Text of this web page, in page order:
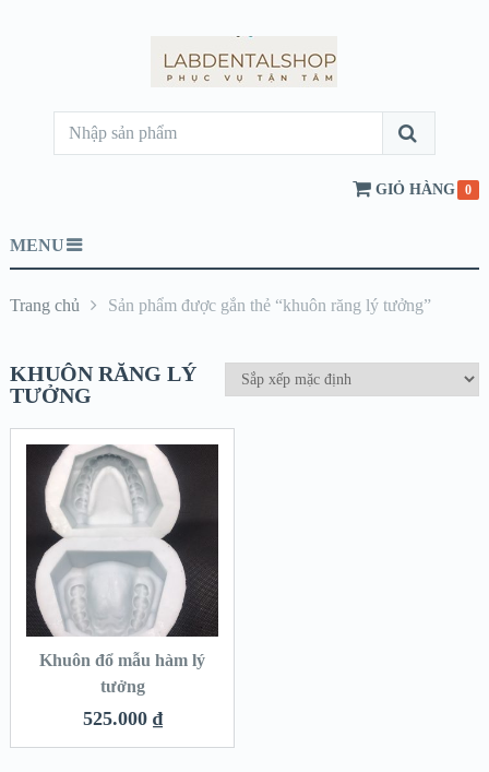
GIỎ HÀNG 0
MENU
Trang chủ Sản phẩm được gắn thẻ “khuôn răng lý tưởng”
KHUÔN RĂNG LÝ
TƯỞNG
Khuôn đổ mẫu hàm lý
tưởng
525.000 ₫